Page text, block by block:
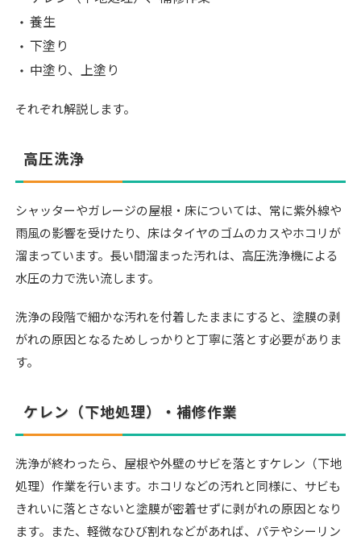
養生
下塗り
中塗り、上塗り
それぞれ解説します。
高圧洗浄
シャッターやガレージの屋根・床については、常に紫外線や
雨風の影響を受けたり、床はタイヤのゴムのカスやホコリが
溜まっています。長い間溜まった汚れは、高圧洗浄機による
水圧の力で洗い流します。
洗浄の段階で細かな汚れを付着したままにすると、塗膜の剥
がれの原因となるためしっかりと丁寧に落とす必要がありま
す。
ケレン（下地処理）・補修作業
洗浄が終わったら、屋根や外壁のサビを落とすケレン（下地
処理）作業を行います。ホコリなどの汚れと同様に、サビも
きれいに落とさないと塗膜が密着せずに剥がれの原因となり
ます。また、軽微なひび割れなどがあれば、パテやシーリン